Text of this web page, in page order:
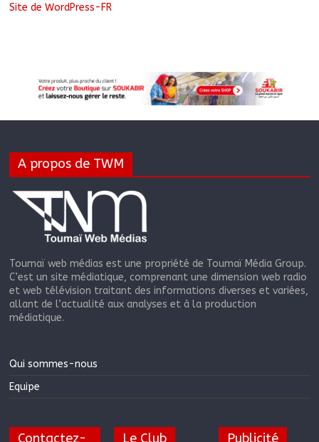
Site de WordPress-FR
A propos de TWM
Toumaï web médias est une propriété de Toumaï Média Group.
C’est un site médiatique, comprenant une dimension web radio
et web télévision traitant des informations diverses et variées,
allant de l’actualité aux analyses et à la production
médiatique.
Qui sommes-nous
Equipe
Contactez- Le Club Publicité